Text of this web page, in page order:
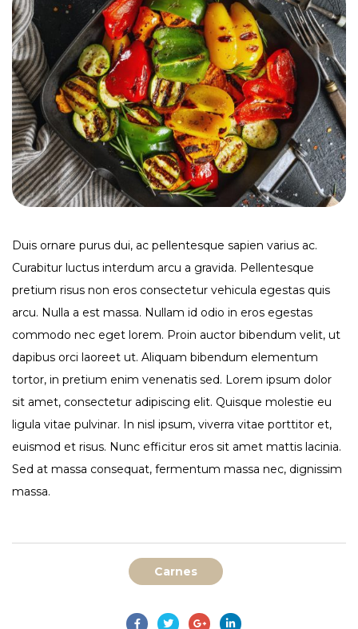
Duis ornare purus dui, ac pellentesque sapien varius ac.
Curabitur luctus interdum arcu a gravida. Pellentesque
pretium risus non eros consectetur vehicula egestas quis
arcu. Nulla a est massa. Nullam id odio in eros egestas
commodo nec eget lorem. Proin auctor bibendum velit, ut
dapibus orci laoreet ut. Aliquam bibendum elementum
tortor, in pretium enim venenatis sed. Lorem ipsum dolor
sit amet, consectetur adipiscing elit. Quisque molestie eu
ligula vitae pulvinar. In nisl ipsum, viverra vitae porttitor et,
euismod et risus. Nunc efficitur eros sit amet mattis lacinia.
Sed at massa consequat, fermentum massa nec, dignissim
massa.
Carnes